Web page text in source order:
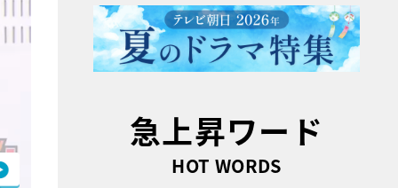
急上昇ワード
HOT WORDS